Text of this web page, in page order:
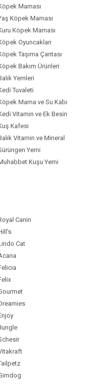
Maması
Köpek Maması
Köpek Maması
Oyuncakları
Taşıma Çantası
Bakım Ürünleri
Yemleri
Tuvaleti
Mama ve Su Kabı
Vitamin ve Ek Besin
Kafesi
Vitamin ve Mineral
Yemi
Kuşu Yemi
Canin
Cat